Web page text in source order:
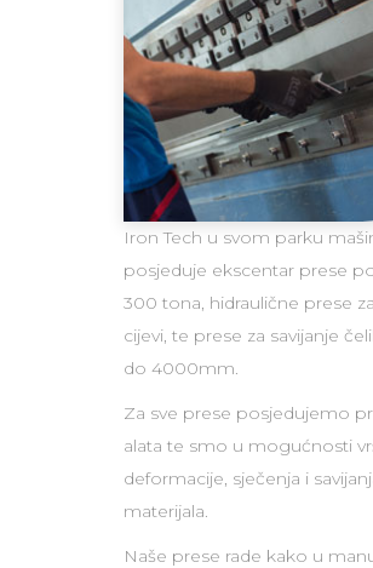
Iron Tech u svom parku
posjeduje ekscentar prese
300 tona, hidraulične prese
cijevi, te prese za savijanje
do 4000mm.
Za sve prese posjedujemo
alata te smo u mogućnosti
deformacije, sječenja i
materijala.
Naše prese rade kako u